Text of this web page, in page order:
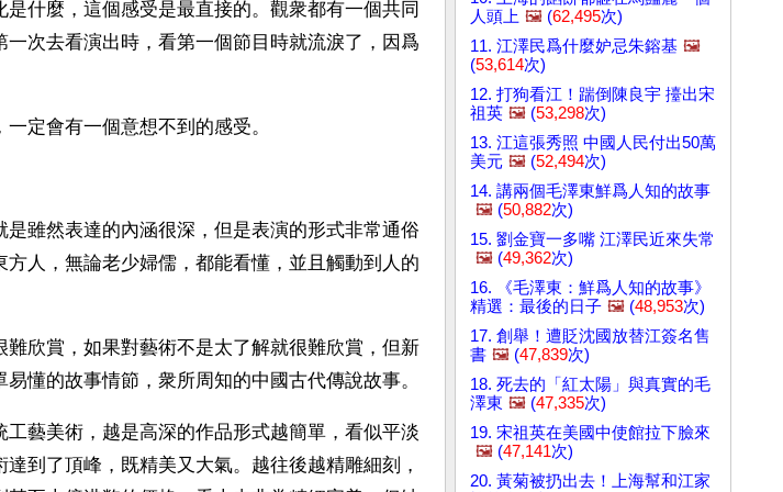
什麼，這個感受是最直接的。觀衆都有一個共同
次去看演出時，看第一個節目時就流淚了，因爲
定會有一個意想不到的感受。
雖然表達的內涵很深，但是表演的形式非常通俗
人，無論老少婦儒，都能看懂，並且觸動到人的
欣賞，如果對藝術不是太了解就很難欣賞，但新
懂的故事情節，衆所周知的中國古代傳說故事。
藝美術，越是高深的作品形式越簡單，看似平淡
到了頂峰，既精美又大氣。越往後越精雕細刻，
人頭上 🖼️ (62,495次)
11. 江澤民爲什麼妒忌朱鎔基 🖼️
(53,614次)
12. 打狗看江！踹倒陳良宇 擡出宋
祖英 🖼️ (53,298次)
13. 江這張秀照 中國人民付出50萬
美元 🖼️ (52,494次)
14. 講兩個毛澤東鮮爲人知的故事
🖼️ (50,882次)
15. 劉金寶一多嘴 江澤民近來失常
🖼️ (49,362次)
16. 《毛澤東：鮮爲人知的故事》
精選：最後的日子 🖼️ (48,953次)
17. 創舉！遭貶沈國放替江簽名售
書 🖼️ (47,839次)
18. 死去的「紅太陽」與真實的毛
澤東 🖼️ (47,335次)
19. 宋祖英在美國中使館拉下臉來
🖼️ (47,141次)
20. 黃菊被扔出去！上海幫和江家